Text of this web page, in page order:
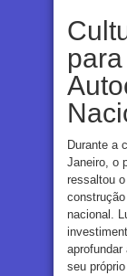
Durante a
Janeiro, o
ressaltou
nacional.
seu